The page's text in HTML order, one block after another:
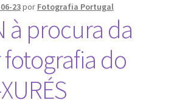
23por Fotografia Portugal
à procura da
do